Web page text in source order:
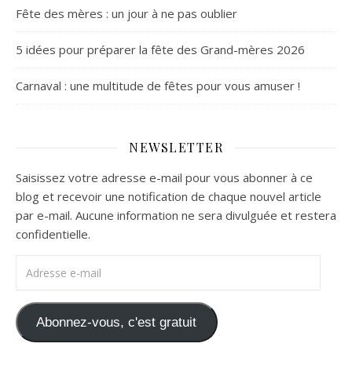
Fête des mères : un jour à ne pas oublier
5 idées pour préparer la fête des Grand-mères 2026
Carnaval : une multitude de fêtes pour vous amuser !
NEWSLETTER
Saisissez votre adresse e-mail pour vous abonner à ce
blog et recevoir une notification de chaque nouvel article
par e-mail. Aucune information ne sera divulguée et restera
confidentielle.
Abonnez-vous, c'est gratuit